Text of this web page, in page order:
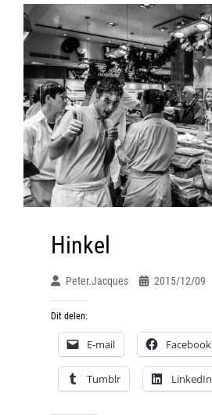
Hinkel
Peter.jacques 2015/12/09
Dit delen:
E-mail Facebook
Tumblr LinkedIn